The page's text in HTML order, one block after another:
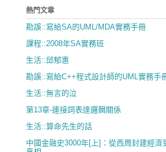
熱門文章
勘誤::寫給SA的UML/MDA實務手冊
課程::2008年SA實務班
生活::邱郁惠
勘誤::寫給C++程式設計師的UML實務手
生活::無言的泣
第13章-連接詞表達邏輯關係
生活::算命先生的話
中國金融史3000年[上]：從西周封建經濟